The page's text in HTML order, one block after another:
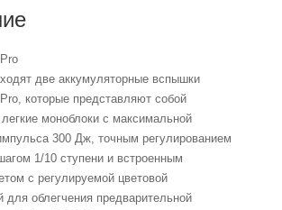
две аккумуляторные вспышки
которые представляют собой
моноблоки с максимальной
300 Дж, точным регулированием
1/10 ступени и встроенным
с регулируемой цветовой
для облегчения предварительной